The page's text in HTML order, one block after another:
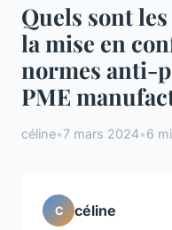
Quels sont
la mise en
normes anti-
PME
céline•7 mars 2024•6
C céline